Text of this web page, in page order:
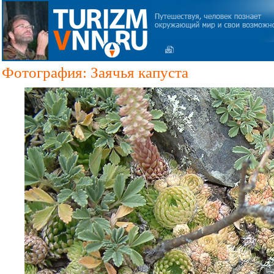
Фотография: Заячья капуста